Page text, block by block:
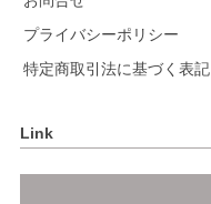
プライバシーポリシー
特定商取引法に基づく表記
Link